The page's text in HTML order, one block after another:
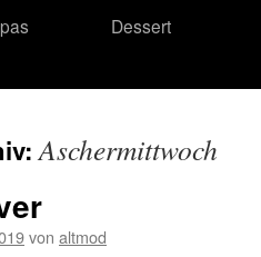
Dessert
Aschermittwoch
von altmod